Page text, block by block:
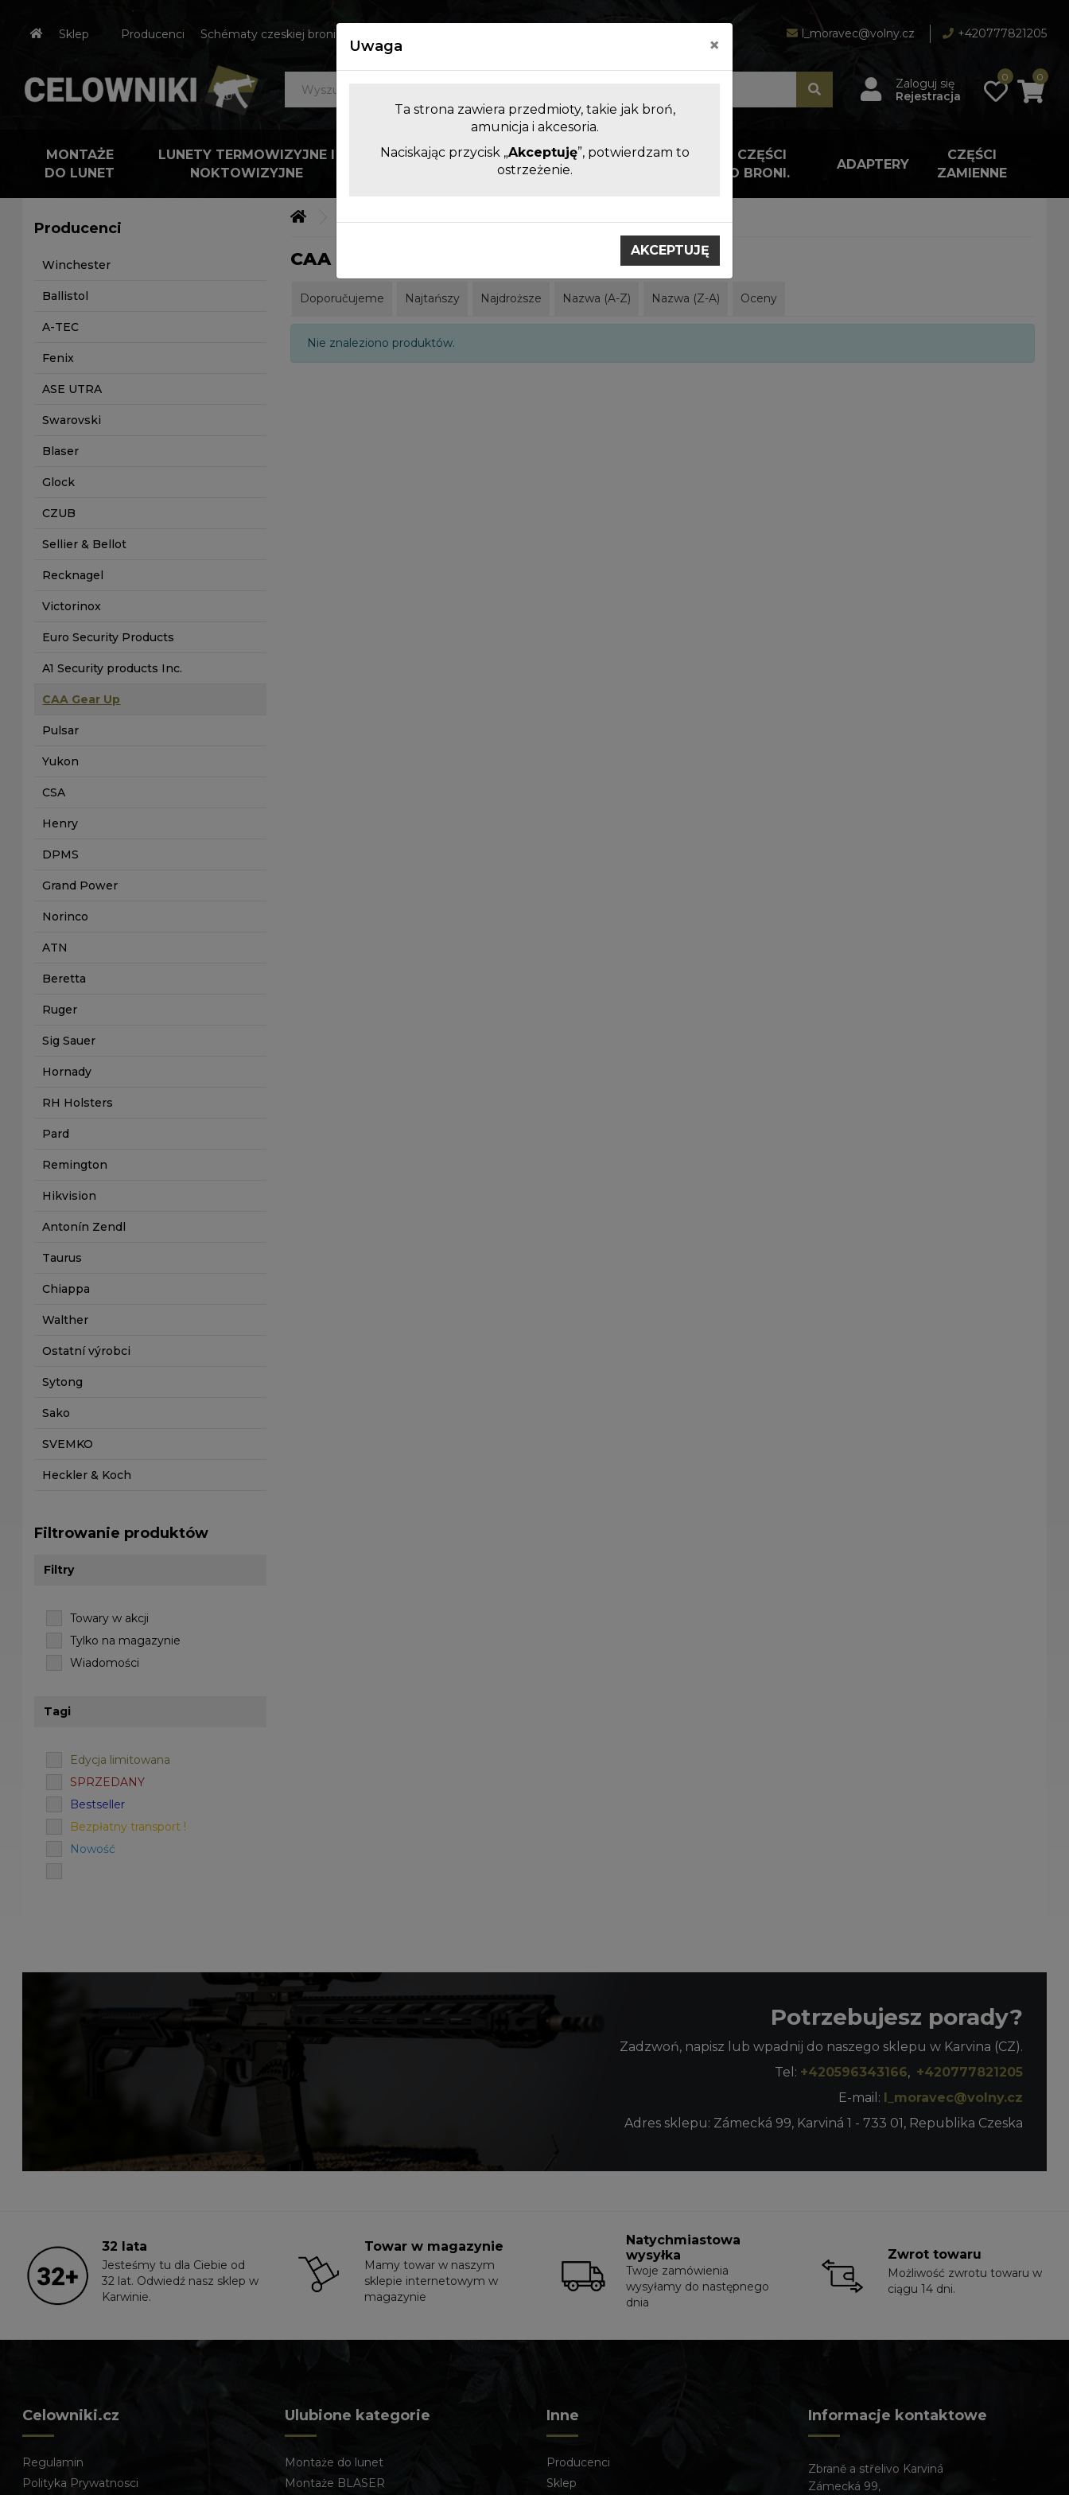
Sklep Producenci Schématy czeskiej broni l_moravec@volny.cz +420777821205
Zaloguj się
Rejestracja
0 0
MONTAŻE
DO LUNET
LUNETY TERMOWIZYJNE I
NOKTOWIZYJNE
LUFY DO BRONI KRÓTKIEJ I
DŁUGIEJ BEZ KOMORY
AKCESORIA I CZĘŚCI
ZAMIENNE DO BRONI.
ADAPTERY
CZĘŚCI
ZAMIENNE
Producenci
Winchester
Ballistol
A-TEC
Fenix
ASE UTRA
Swarovski
Blaser
Glock
CZUB
Sellier & Bellot
Recknagel
Victorinox
Euro Security Products
A1 Security products Inc.
CAA Gear Up
Pulsar
Yukon
CSA
Henry
DPMS
Grand Power
Norinco
ATN
Beretta
Ruger
Sig Sauer
Hornady
RH Holsters
Pard
Remington
Hikvision
Antonín Zendl
Taurus
Chiappa
Walther
Ostatní výrobci
Sytong
Sako
SVEMKO
Heckler & Koch
Filtrowanie produktów
Filtry
Towary w akcji
Tylko na magazynie
Wiadomości
Tagi
Edycja limitowana
SPRZEDANY
Bestseller
Bezpłatny transport !
Nowość
CAA Gear Up
Doporučujeme Najtańszy Najdroższe Nazwa (A-Z) Nazwa (Z-A) Oceny
Nie znaleziono produktów.
Potrzebujesz porady?
Zadzwoń, napisz lub wpadnij do naszego sklepu w Karvina (CZ).
Tel: +420596343166, +420777821205
E-mail: l_moravec@volny.cz
Adres sklepu: Zámecká 99, Karviná 1 - 733 01, Republika Czeska
32 lata
Jesteśmy tu dla Ciebie od
32 lat. Odwiedź nasz sklep w
Karwinie.
Towar w magazynie
Mamy towar w naszym
sklepie internetowym w
magazynie
Natychmiastowa
wysyłka
Twoje zamówienia
wysyłamy do następnego
dnia
Zwrot towaru
Możliwość zwrotu towaru w
ciągu 14 dni.
Celowniki.cz
Regulamin
Polityka Prywatnosci
Ulubione kategorie
Montaże do lunet
Montaże BLASER
Inne
Producenci
Sklep
Informacje kontaktowe
Zbraně a střelivo Karviná
Zámecká 99,
Uwaga ×
Ta strona zawiera przedmioty, takie jak broń,
amunicja i akcesoria.
Naciskając przycisk „Akceptuję”, potwierdzam to
ostrzeżenie.
AKCEPTUJĘ